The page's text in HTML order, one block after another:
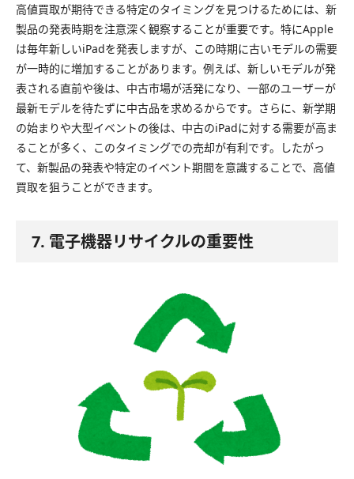
高値買取が期待できる特定のタイミングを見つけるためには、新
製品の発表時期を注意深く観察することが重要です。特にApple
は毎年新しいiPadを発表しますが、この時期に古いモデルの需要
が一時的に増加することがあります。例えば、新しいモデルが発
表される直前や後は、中古市場が活発になり、一部のユーザーが
最新モデルを待たずに中古品を求めるからです。さらに、新学期
の始まりや大型イベントの後は、中古のiPadに対する需要が高ま
ることが多く、このタイミングでの売却が有利です。したがっ
て、新製品の発表や特定のイベント期間を意識することで、高値
買取を狙うことができます。
7. 電子機器リサイクルの重要性